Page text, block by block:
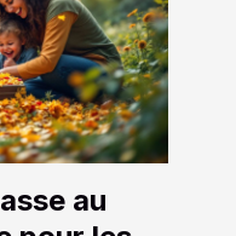
au